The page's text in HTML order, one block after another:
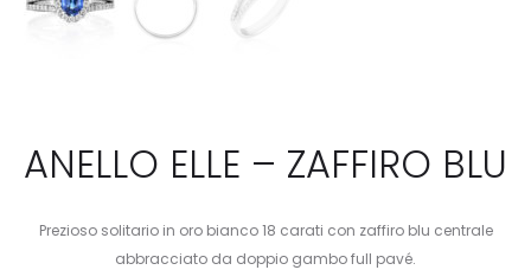
ANELLO ELLE – ZAFFIRO BLU
Prezioso solitario in oro bianco 18 carati con zaffiro blu centrale
abbracciato da doppio gambo full pavé.